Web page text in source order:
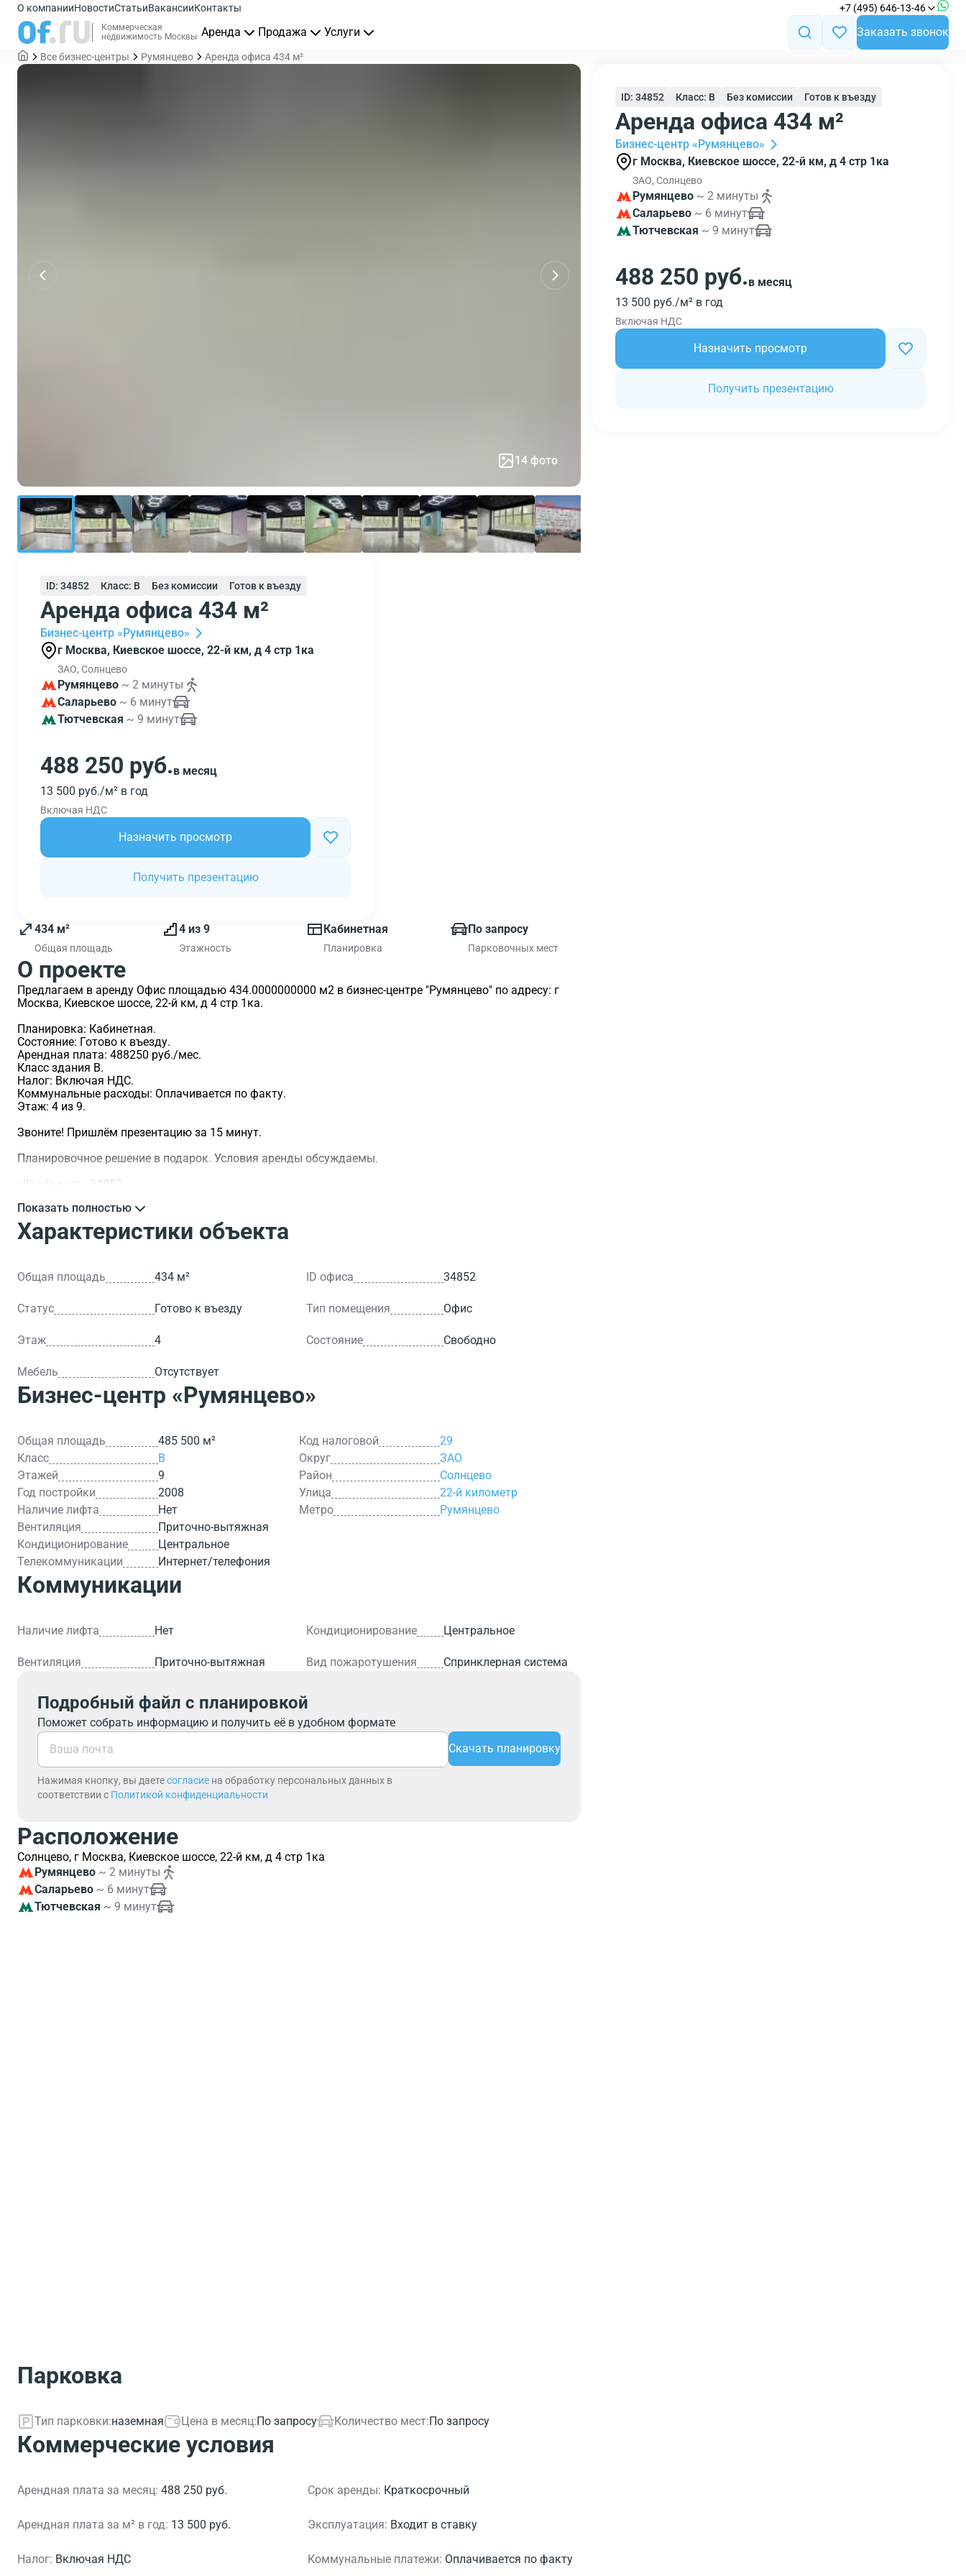
О компанииНовостиСтатьиВакансииКонтакты +7 (495) 646-13-46
Коммерческая
недвижимость Москвы Аренда Продажа Услуги Заказать звонок
Все бизнес-центры Румянцево Аренда офиса 434 м²
14 фото
ID: 34852 Класс: B Без комиссии Готов к въезду
Аренда офиса 434 м²
Бизнес-центр «Румянцево»
г Москва, Киевское шоссе, 22-й км, д 4 стр 1ка
ЗАО, Солнцево
Румянцево ~ 2 минуты
Саларьево ~ 6 минут
Тютчевская ~ 9 минут
488 250 руб.в месяц
13 500 руб./м² в год
Включая НДС
Назначить просмотр
Получить презентацию
434 м²
Общая площадь
4 из 9
Этажность
Кабинетная
Планировка
По запросу
Парковочных мест
О проекте
Предлагаем в аренду Офис площадью 434.0000000000 м2 в бизнес-центре "Румянцево" по адресу: г
Москва, Киевское шоссе, 22-й км, д 4 стр 1ка.
Планировка: Кабинетная.
Состояние: Готово к въезду.
Арендная плата: 488250 руб./мес.
Класс здания B.
Налог: Включая НДС.
Коммунальные расходы: Оплачивается по факту.
Этаж: 4 из 9.
Звоните! Пришлём презентацию за 15 минут.
Планировочное решение в подарок. Условия аренды обсуждаемы.
>ID объекта - 34852.
Показать полностью
Характеристики объекта
Общая площадь 434 м² ID офиса 34852
Статус Готово к въезду Тип помещения Офис
Этаж 4 Состояние Свободно
Мебель Отсутствует
Бизнес-центр «Румянцево»
Общая площадь
485 500 м²
Класс
B
Этажей
9
Год постройки
2008
Наличие лифта
Нет
Вентиляция
Приточно-вытяжная
Кондиционирование
Центральное
Телекоммуникации
Интернет/телефония
Код налоговой
29
Округ
ЗАО
Район
Солнцево
Улица
22-й километр
Метро
Румянцево
Коммуникации
Наличие лифта Нет Кондиционирование Центральное
Вентиляция Приточно-вытяжная Вид пожаротушения Спринклерная система
Подробный файл с планировкой
Поможет собрать информацию и получить её в удобном формате
Нажимая кнопку, вы даетесогласие на обработку персональных данных в
соответствии с Политикой конфиденциальности
Скачать планировку
Расположение
Солнцево, г Москва, Киевское шоссе, 22-й км, д 4 стр 1ка
Румянцево ~ 2 минуты
Саларьево ~ 6 минут
Тютчевская ~ 9 минут
Парковка
Тип парковки:наземная Цена в месяц:По запросу Количество мест:По запросу
Коммерческие условия
Арендная плата за месяц: 488 250 руб. Срок аренды: Краткосрочный
Арендная плата за м² в год: 13 500 руб. Эксплуатация: Входит в ставку
Налог: Включая НДС Коммунальные платежи: Оплачивается по факту
ID: 34852 Класс: B Без комиссии Готов к въезду
Аренда офиса 434 м²
Бизнес-центр «Румянцево»
г Москва, Киевское шоссе, 22-й км, д 4 стр 1ка
ЗАО, Солнцево
Румянцево ~ 2 минуты
Саларьево ~ 6 минут
Тютчевская ~ 9 минут
488 250 руб.в месяц
13 500 руб./м² в год
Включая НДС
Назначить просмотр
Получить презентацию